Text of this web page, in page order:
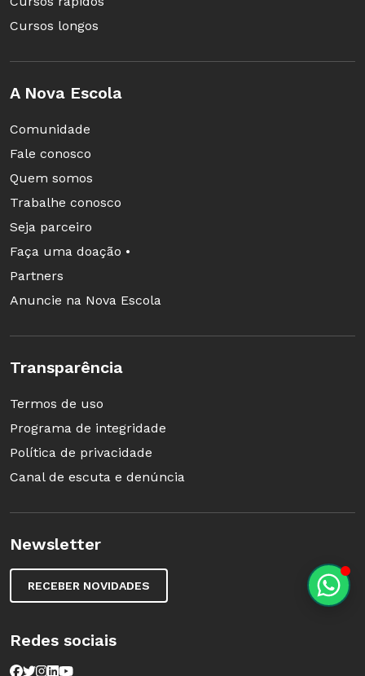
Cursos longos
A Nova Escola
Comunidade
Fale conosco
Quem somos
Trabalhe conosco
Seja parceiro
Faça uma doação •
Partners
Anuncie na Nova Escola
Transparência
Termos de uso
Programa de integridade
Política de privacidade
Canal de escuta e denúncia
Newsletter
RECEBER NOVIDADES
Redes sociais